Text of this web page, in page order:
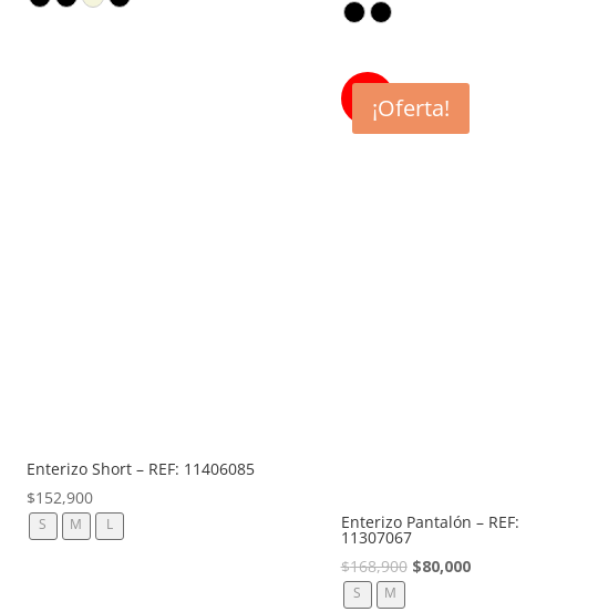
era:
Enterizo Short – REF: 11406085
$152,900
S M L
53%¡Oferta!
Enterizo Pantalón – REF:
11307067
$168,900 El
$80,000El
S M